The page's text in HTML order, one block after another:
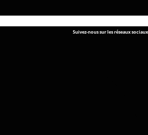
Suivez-nous sur les réseaux sociaux